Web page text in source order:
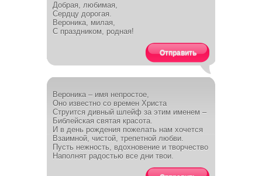
Добрая, любимая,
Сердцу дорогая.
Вероника, милая,
С праздником, родная!
Отправить
Вероника – имя непростое,
Оно известно со времен Христа
Струится дивный шлейф за этим именем –
Библейская святая красота.
И в день рождения пожелать нам хочется
Взаимной, чистой, трепетной любви.
Пусть нежность, вдохновение и творчество
Наполнят радостью все дни твои.